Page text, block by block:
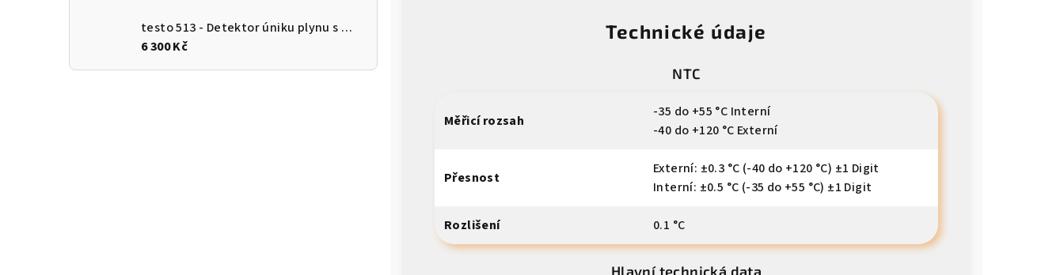
testo 513 - Detektor úniku plynu s ohebnou sondou
6 300 Kč
Technické údaje
NTC
Měřicí rozsah
-35 do +55 °C Interní
-40 do +120 °C Externí
Přesnost
Externí: ±0.3 °C (-40 do +120 °C) ±1 Digit
Interní: ±0.5 °C (-35 do +55 °C) ±1 Digit
Rozlišení 0.1 °C
Hlavní technická data